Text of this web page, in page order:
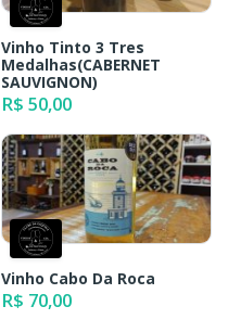
Vinho Tinto 3 Tres
Medalhas(CABERNET
SAUVIGNON)
R$ 50,00
Vinho Cabo Da Roca
R$ 70,00